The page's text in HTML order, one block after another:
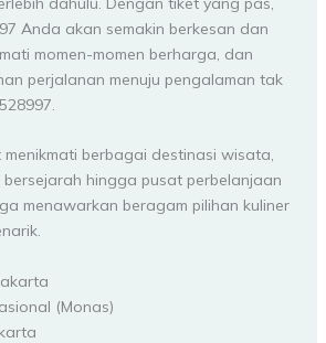
Anda akan semakin berkesan dan
momen-momen berharga, dan
perjalanan menuju pengalaman tak
berbagai destinasi wisata,
bersejarah hingga pusat perbelanjaan
menawarkan beragam pilihan kuliner
(Monas)